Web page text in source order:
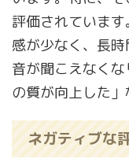
評価されていま
感が少なく、長
音が聞こえなく
の質が向上した」
ネガティブな